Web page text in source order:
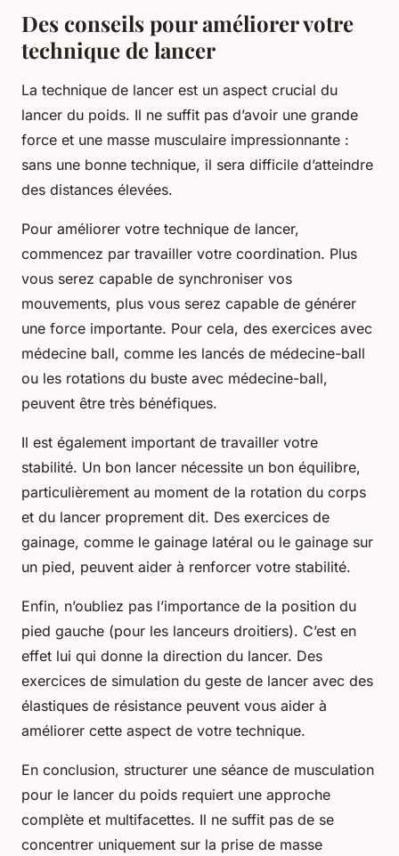
Des conseils pour améliorer votre
technique de lancer
La technique de lancer est un aspect crucial du
lancer du poids. Il ne suffit pas d’avoir une grande
force et une masse musculaire impressionnante :
sans une bonne technique, il sera difficile d’atteindre
des distances élevées.
Pour améliorer votre technique de lancer,
commencez par travailler votre coordination. Plus
vous serez capable de synchroniser vos
mouvements, plus vous serez capable de générer
une force importante. Pour cela, des exercices avec
médecine ball, comme les lancés de médecine-ball
ou les rotations du buste avec médecine-ball,
peuvent être très bénéfiques.
Il est également important de travailler votre
stabilité. Un bon lancer nécessite un bon équilibre,
particulièrement au moment de la rotation du corps
et du lancer proprement dit. Des exercices de
gainage, comme le gainage latéral ou le gainage sur
un pied, peuvent aider à renforcer votre stabilité.
Enfin, n’oubliez pas l’importance de la position du
pied gauche (pour les lanceurs droitiers). C’est en
effet lui qui donne la direction du lancer. Des
exercices de simulation du geste de lancer avec des
élastiques de résistance peuvent vous aider à
améliorer cette aspect de votre technique.
En conclusion, structurer une séance de musculation
pour le lancer du poids requiert une approche
complète et multifacettes. Il ne suffit pas de se
concentrer uniquement sur la prise de masse